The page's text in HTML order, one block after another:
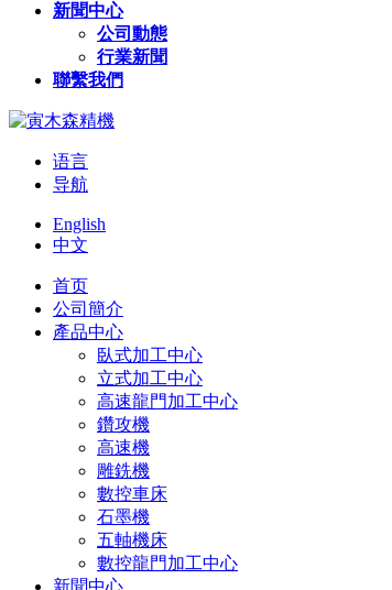
新聞中心
公司動態
行業新聞
聯繫我們
语言
导航
English
中文
首页
公司簡介
產品中心
臥式加工中心
立式加工中心
高速龍門加工中心
鑽攻機
高速機
雕銑機
數控車床
石墨機
五軸機床
數控龍門加工中心
新聞中心